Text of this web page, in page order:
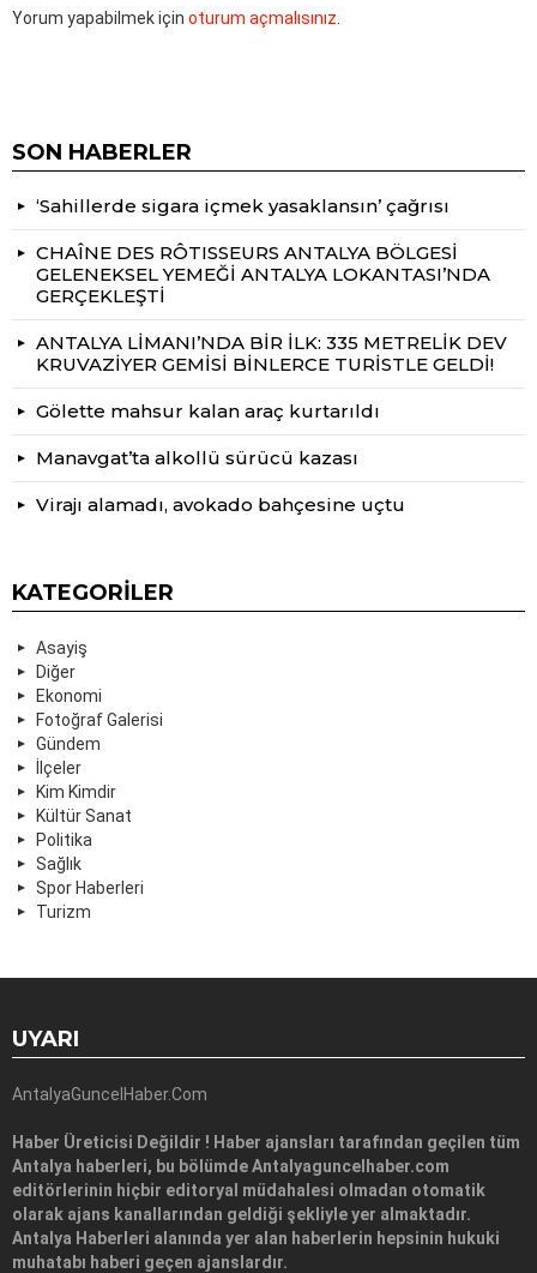
Yorum yapabilmek için oturum açmalısınız
SON HABERLER
‘Sahillerde sigara içmek yasaklansın’ çağrısı
CHAÎNE DES RÔTISSEURS ANTALYA BÖLGESİ
GELENEKSEL YEMEĞİ ANTALYA LOKANTASI’NDA
GERÇEKLEŞTİ
ANTALYA LİMANI’NDA BİR İLK: 335 METRELİK DEV
KRUVAZİYER GEMİSİ BİNLERCE TURİSTLE GELDİ!
Gölette mahsur kalan araç kurtarıldı
Manavgat’ta alkollü sürücü kazası
Virajı alamadı, avokado bahçesine uçtu
KATEGORILER
Asayiş
Diğer
Ekonomi
Fotoğraf Galerisi
Gündem
İlçeler
Kim Kimdir
Kültür Sanat
Politika
Sağlık
Spor Haberleri
Turizm
UYARI
AntalyaGuncelHaber.Com
Haber Üreticisi Değildir ! Haber ajansları tarafından geçilen tüm
Antalya haberleri, bu bölümde Antalyaguncelhaber.com
editörlerinin hiçbir editoryal müdahalesi olmadan otomatik
olarak ajans kanallarından geldiği şekliyle yer almaktadır.
Antalya Haberleri alanında yer alan haberlerin hepsinin hukuki
muhatabı haberi geçen ajanslardır.